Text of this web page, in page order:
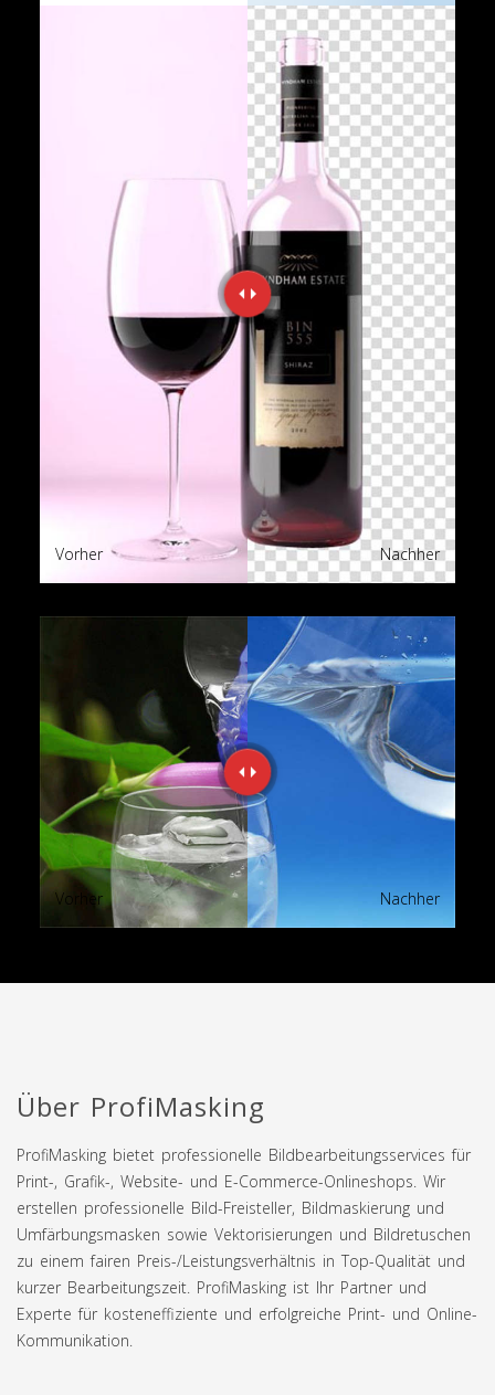
Nachher
Vorher
Nachher
Vorher
Über ProfiMasking
ProfiMasking bietet professionelle Bildbearbeitungsservices für
Print-, Grafik-, Website- und E-Commerce-Onlineshops. Wir
erstellen professionelle Bild-Freisteller, Bildmaskierung und
Umfärbungsmasken sowie Vektorisierungen und Bildretuschen
zu einem fairen Preis-/Leistungsverhältnis in Top-Qualität und
kurzer Bearbeitungszeit. ProfiMasking ist Ihr Partner und
Experte für kosteneffiziente und erfolgreiche Print- und Online-
Kommunikation.